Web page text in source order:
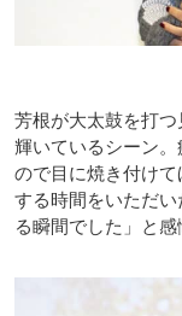
芳根が大太鼓を打
輝いているシーン
ので目に焼き付け
する時間をいただ
る瞬間でした」と感